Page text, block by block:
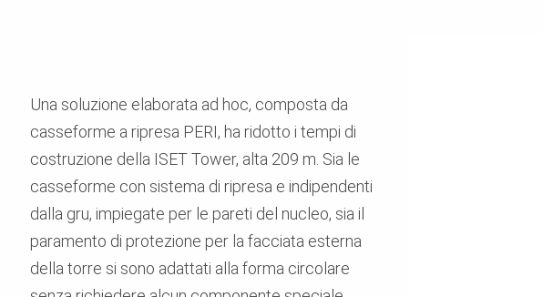
Una soluzione elaborata ad hoc, composta da
casseforme a ripresa PERI, ha ridotto i tempi di
costruzione della ISET Tower, alta 209 m. Sia le
casseforme con sistema di ripresa e indipendenti
dalla gru, impiegate per le pareti del nucleo, sia il
paramento di protezione per la facciata esterna
della torre si sono adattati alla forma circolare